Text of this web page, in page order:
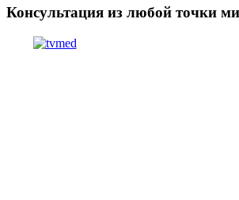
Консультация из любой точки